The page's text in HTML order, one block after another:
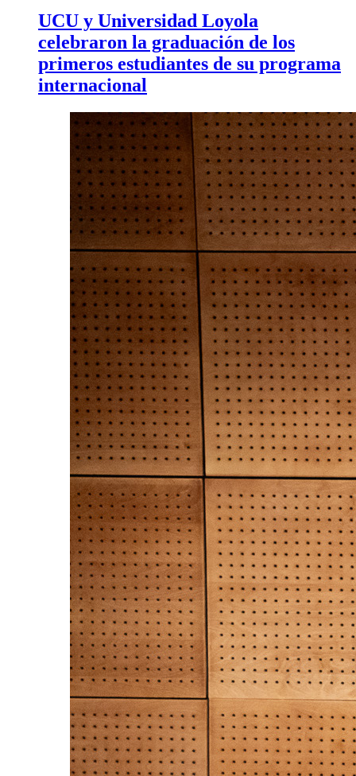
UCU y Universidad Loyola
celebraron la graduación de los
primeros estudiantes de su programa
internacional